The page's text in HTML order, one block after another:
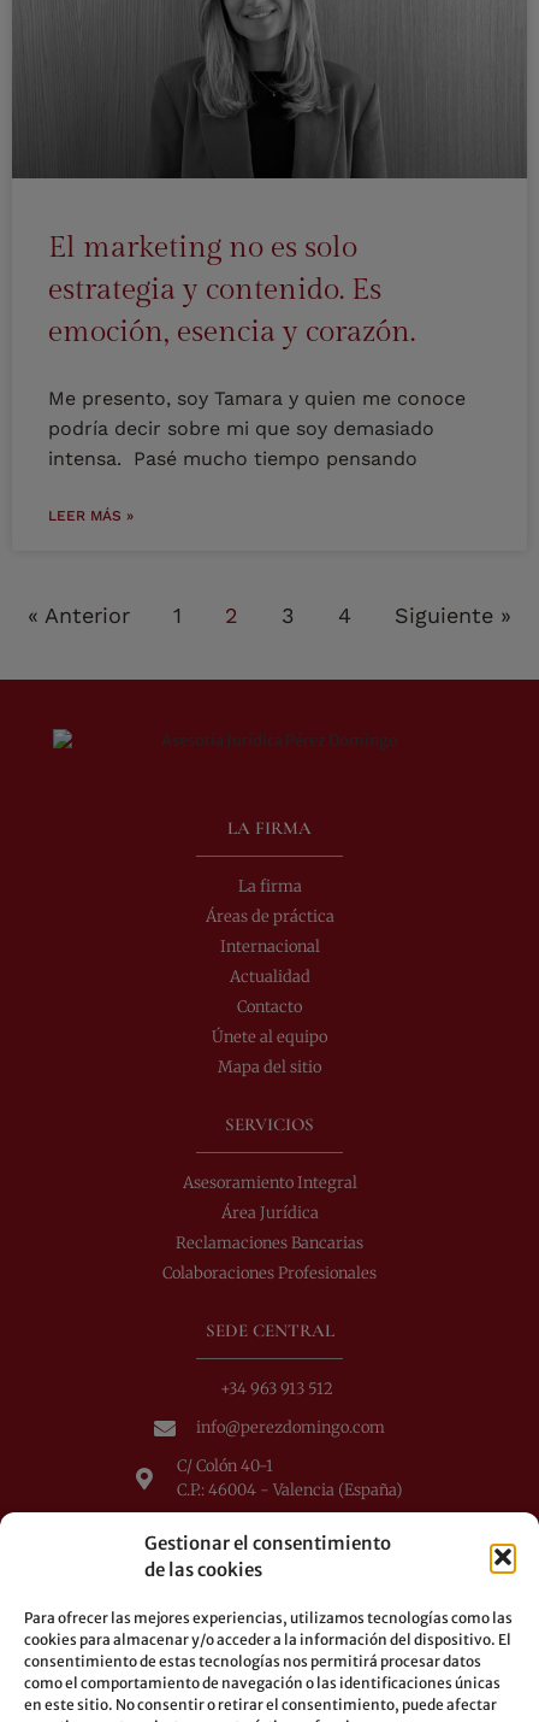
Gestionar el consentimiento
de las cookies
Para ofrecer las mejores experiencias, utilizamos tecnologías como las
cookies para almacenar y/o acceder a la información del dispositivo. El
consentimiento de estas tecnologías nos permitirá procesar datos
como el comportamiento de navegación o las identificaciones únicas
en este sitio. No consentir o retirar el consentimiento, puede afectar
El marketing no es solo
estrategia y contenido. Es
emoción, esencia y corazón.
Me presento, soy Tamara y quien me conoce
podría decir sobre mi que soy demasiado
intensa. Pasé mucho tiempo pensando
LEER MÁS »
« Anterior 1 2 3 4 Siguiente »
LA FIRMA
La firma
Áreas de práctica
Internacional
Actualidad
Contacto
Únete al equipo
Mapa del sitio
SERVICIOS
Asesoramiento Integral
Área Jurídica
Reclamaciones Bancarias
Colaboraciones Profesionales
SEDE CENTRAL
+34 963 913 512
info@perezdomingo.com
C/ Colón 40-1
C.P.: 46004 - Valencia (España)
Metro: 3-5-7-9
Aviso legal
Política de privacidad
Política de cookies